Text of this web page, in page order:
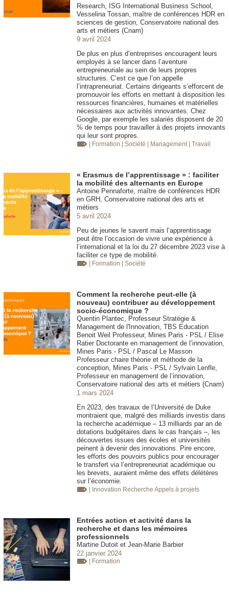
Research, ISG International Business School,
Vesselina Tossan, maître de conférences HDR en
sciences de gestion, Conservatoire national des
arts et métiers (Cnam)
9 avril 2024
De plus en plus d’entreprises encouragent leurs
employés à se lancer dans l’aventure
entrepreneuriale au sein de leurs propres
structures. C’est ce que l’on appelle
l’intrapreneuriat. Certains dirigeants s’efforcent de
promouvoir les efforts en mettant à disposition les
ressources financières, humaines et matérielles
nécessaires aux activités innovantes. Chez
Google, par exemple les salariés disposent de 20
% de temps pour travailler à des projets innovants
qui leur sont propres.
| Formation | Société | Management | Travail
« Erasmus de l’apprentissage » : faciliter
la mobilité des alternants en Europe
Antoine Pennaforte, maître de conférences HDR
en GRH, Conservatoire national des arts et
métiers
5 avril 2024
Peu de jeunes le savent mais l’apprentissage
peut être l’occasion de vivre une expérience à
l’international et la loi du 27 décembre 2023 vise à
faciliter ce type de mobilité.
| Formation | Société
Comment la recherche peut-elle (à
nouveau) contribuer au développement
socio-économique ?
Quentin Plantec, Professeur Stratégie &
Management de l'Innovation, TBS Education
Benoit Weil Professeur, Mines Paris - PSL / Elise
Ratier Doctorante en management de l’innovation,
Mines Paris - PSL / Pascal Le Masson
Professeur chaire théorie et méthode de la
conception, Mines Paris - PSL / Sylvain Lenfle,
Professeur en management de l’innovation,
Conservatoire national des arts et métiers (Cnam)
1 mars 2024
En 2023, des travaux de l’Université de Duke
montraient que, malgré des milliards investis dans
la recherche académique – 13 milliards par an de
dotations budgétaires dans le cas français –, les
découvertes issues des écoles et universités
peinent à devenir des innovations. Pire encore,
les efforts des pouvoirs publics pour encourager
le transfert via l’entrepreneuriat académique ou
les brevets, auraient même des effets délétères
sur l’économie.
| Innovation Recherche Appels à projets
Entrées action et activité dans la
recherche et dans les mémoires
professionnels
Martine Dutoit et Jean-Marie Barbier
22 janvier 2024
| Formation